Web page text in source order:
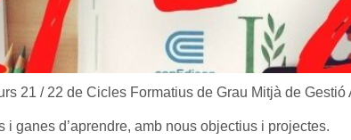
21 / 22 de Cicles Formatius de Grau Mitjà de
ganes d’aprendre, amb nous objectius i projectes.